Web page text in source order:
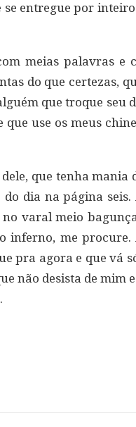
se entregue por
meias palavras e
do que certezas,
que troque seu
use os meus
que tenha mania
dia na página seis.
varal meio
inferno, me procure.
pra agora e que vá
não desista de mim